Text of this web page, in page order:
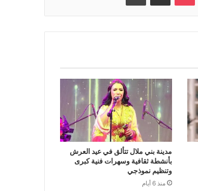
مدينة بني ملال تتألق في عيد العرش
بأنشطة ثقافية وسهرات فنية كبرى
وتنظيم نموذجي
منذ 6 أيام